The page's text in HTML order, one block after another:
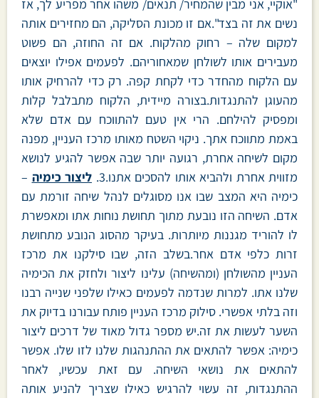
"אוקיי, אני מבין שהמחיר/ תנאים/ משהו אחר מפריע לך, אז
נשים את זה בצד".אם זו מכונת הסליקה, הם מחזירים אותה
למקום שלה – רחוק מהלקוח. אם זה החוזה, הם פשוט
מעבירים אותו לשולחן שמאחוריהם. לפעמים אפילו יוצאים
עם הלקוח מהחדר כדי לקחת קפה. רק כדי להרחיק אותו
מהעוגן להתנגדות.בצורה מיידית, הלקוח מתבלבל קלות
ומפסיק להילחם. הרי אין טעם להתווכח עם אדם שלא
באמת מתווכח אתך. ניקוי השטח מאותו מרכז העניין, מפנה
מקום לשיחה אחרת, רגועה יותר שבה אפשר להגיע לנושא
מזווית אחרת ולהביא אותו להסכים אתנו.3.
ליצור כימיה –
כימיה היא המצב שבו אנו מסוגלים לנהל שיחה זורמת עם
אדם. השיחה הזו נובעת מתוך תחושת נוחות אתו ומאפשרת
לו להוריד מגננות מיותרות. בעיקר מהסוג הנובע מתחושת
זרות כלפי אדם אחר.בשלב הזה, שבו סילקנו את מרכז
העניין מהשולחן (ומהשיחה) עלינו ליצור ולחזק את הכימיה
שלנו אתו. למרות שנדמה לפעמים כאילו שלפני שנייה רבנו
וזה בלתי אפשרי. סילוק מרכז העניין פותח עבורנו בדיוק את
השער לעשות את זה.יש מספר גדול מאוד של דרכים ליצור
כימיה: אפשר להתאים את ההתנהגות שלנו לזו שלו. אפשר
להתאים את נושאי השיחה. עם זאת עכשיו, לאחר
ההתנגדות, זה עשוי להרגיש כאילו שצריך להניע אותה